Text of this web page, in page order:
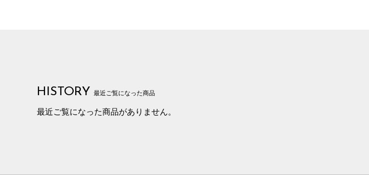
HISTORY 最近ご覧になった商品
最近ご覧になった商品がありません。